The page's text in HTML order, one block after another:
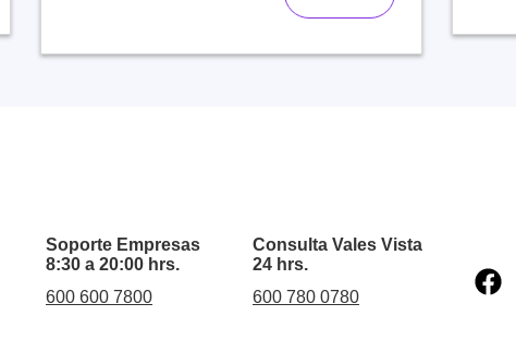
Soporte Empresas
8:30 a 20:00 hrs.
600 600 7800
Consulta Vales Vista
24 hrs.
600 780 0780